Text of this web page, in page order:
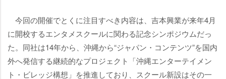
今回の開催でとくに注目すべき内容は、吉本興業が来年4月
に開校するエンタメスクールに関わる記念シンポジウムだっ
た。同社は14年から、沖縄から“ジャパン・コンテンツ”を国内
外へ発信する継続的なプロジェクト「沖縄エンターテイメン
ト・ビレッジ構想」を推進しており、スクール新設はその一